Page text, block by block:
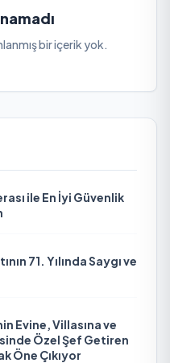
bir içerik yok.
ile En İyi Güvenlik
71. Yılında Saygı ve
Evine, Villasına ve
Özel Şef Getiren
Öne Çıkıyor